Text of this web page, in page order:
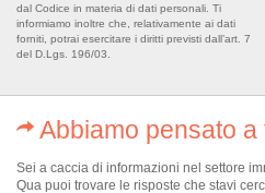
dal Codice in materia di dati personali. Ti
informiamo inoltre che, relativamente ai dati
forniti, potrai esercitare i diritti previsti dall’art. 7
del D.Lgs. 196/03.
Abbiamo pensato a
Sei a caccia di informazioni nel settore
Qua puoi trovare le risposte che stavi